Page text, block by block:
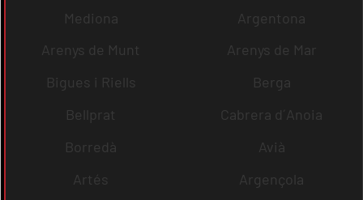
Mediona
Argentona
Arenys de Munt
Arenys de Mar
Bigues i Riells
Berga
Bellprat
Cabrera d´Anoia
Borredà
Avià
Artés
Argençola